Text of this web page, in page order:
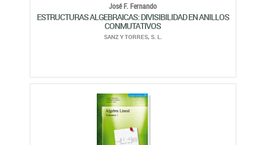
José F. Fernando
ESTRUCTURAS ALGEBRAICAS: DIVISIBILIDAD EN ANILLOS
CONMUTATIVOS
SANZ Y TORRES, S. L.